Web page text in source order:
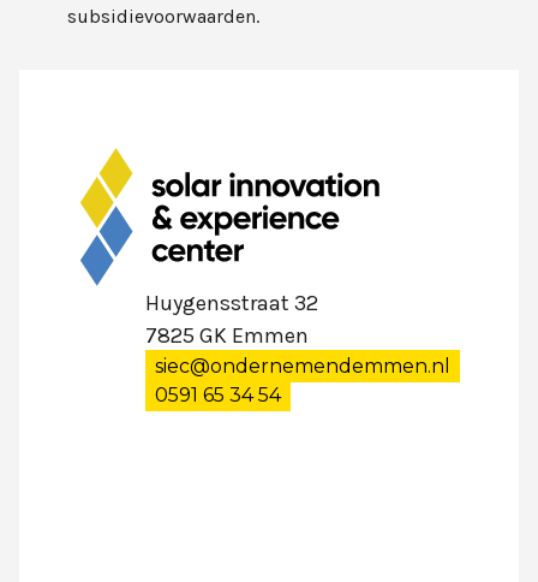
subsidievoorwaarden.
Huygensstraat 32
7825 GK Emmen
siec@ondernemendemmen.nl
0591 65 34 54